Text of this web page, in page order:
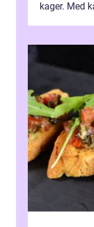
kager. Med